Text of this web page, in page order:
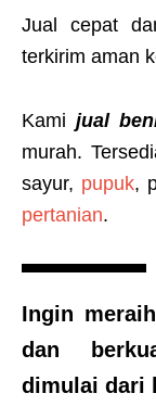
Jual cepat
terkirim aman
Kami jual
murah.
sayur, pupuk,
pertanian.
Ingin
dan
dimulai dari